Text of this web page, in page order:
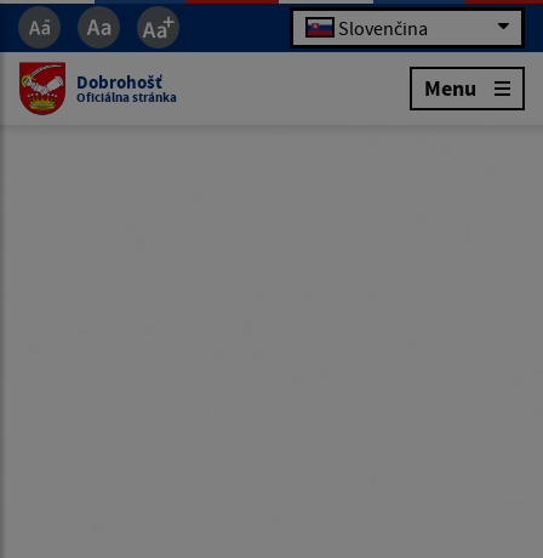
Slovenčina
Dobrohošť
Oficiálna stránka Menu